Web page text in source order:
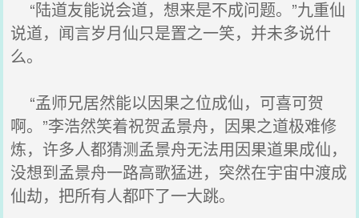
“陆道友能说会道，想来是不成问题。”九重仙
说道，闻言岁月仙只是置之一笑，并未多说什
么。
“孟师兄居然能以因果之位成仙，可喜可贺
啊。”李浩然笑着祝贺孟景舟，因果之道极难修
炼，许多人都猜测孟景舟无法用因果道果成仙，
没想到孟景舟一路高歌猛进，突然在宇宙中渡成
仙劫，把所有人都吓了一大跳。